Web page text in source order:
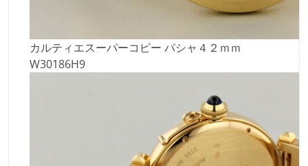
カルティエスーパーコピー パシャ４２ｍｍ
W30186H9